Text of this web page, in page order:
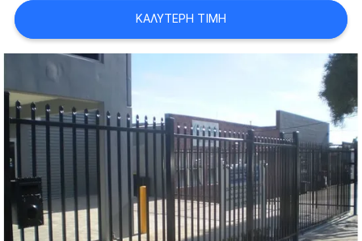
ΚΑΛΎΤΕΡΗ ΤΙΜΉ